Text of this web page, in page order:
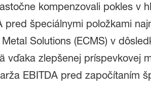
kompenzovali pokles v
pred špeciálnymi položkami
Solutions (ECMS) v
vďaka zlepšenej príspevkovej
EBITDA pred započítaním